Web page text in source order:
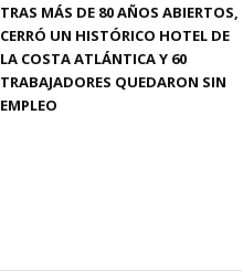
TRAS MÁS DE 80 AÑOS ABIERTOS,
CERRÓ UN HISTÓRICO HOTEL DE
LA COSTA ATLÁNTICA Y 60
TRABAJADORES QUEDARON SIN
EMPLEO